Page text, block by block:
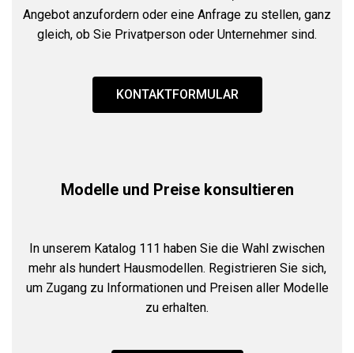
Angebot anzufordern oder eine Anfrage zu stellen, ganz
gleich, ob Sie Privatperson oder Unternehmer sind.
KONTAKTFORMULAR
Modelle und Preise konsultieren
In unserem Katalog 111 haben Sie die Wahl zwischen
mehr als hundert Hausmodellen. Registrieren Sie sich,
um Zugang zu Informationen und Preisen aller Modelle
zu erhalten.